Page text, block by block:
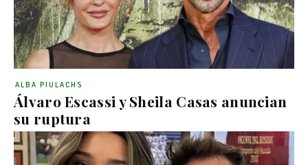
Álvaro Escassi y Sheila Casas anuncian
su ruptura
ALBA PIULACHS